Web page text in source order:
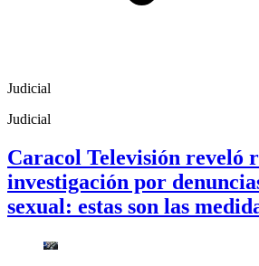
Judicial
Judicial
Caracol Televisión reveló
investigación por
sexual: estas son las